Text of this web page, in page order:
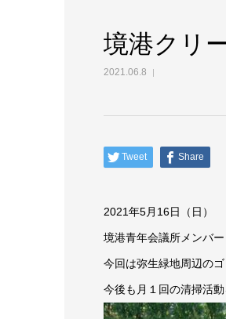
境港クリ
2021.06.8
Tweet Share
2021年5月16日（日）
境港青年会議所メンバ
今回は弥生緑地周辺の
今後も月１回の清掃活